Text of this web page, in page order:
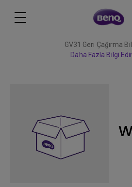
GV31 Geri Çağırma
Daha Fazla Bilgi